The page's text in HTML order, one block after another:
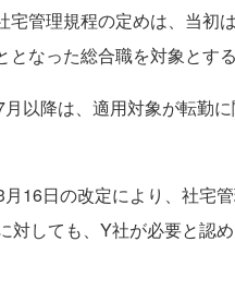
管理規程の定めは、当初
なった総合職を対象とする
以降は、適用対象が転勤
16日の改定により、社宅
対しても、Y社が必要と認